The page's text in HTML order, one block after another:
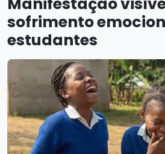
sofrimento
estudantes